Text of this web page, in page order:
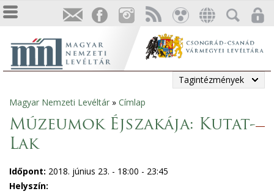
Tagintézmények
Jelenlegi
hely
Magyar Nemzeti Levéltár » Címlap
Múzeumok Éjszakája: Kutat-
Lak
Időpont: 2018. június 23. - 18:00 - 23:45
Helyszín: